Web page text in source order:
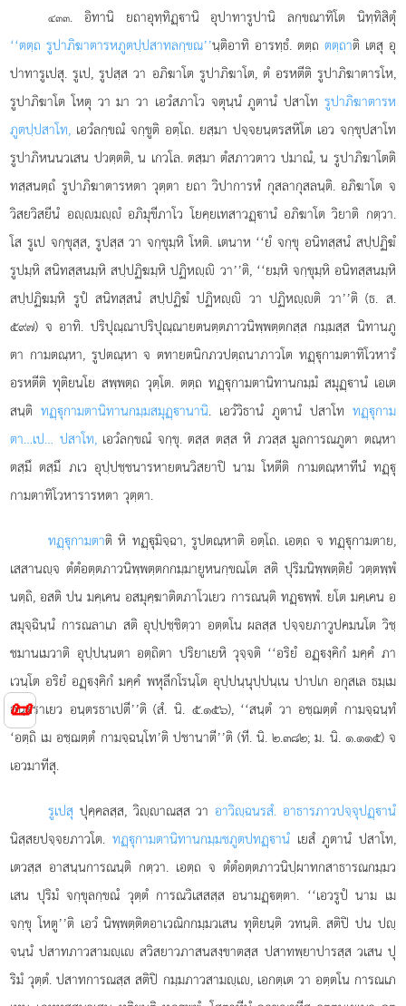
📜
๔๓๓. อิทานิ ยถาอุทฺทิฏฺานิ อุปาทารูปานิ ลกฺขณาทิโต นิทฺทิสิตุํ
‘‘ตตฺถ รูปาภิฆาตารหภูตปฺปสาทลกฺขณ’’นฺติอาทิ อารทฺธํ. ตตฺถ ตตฺถาติ เตสุ อุ
ปาทารูเปสุ. รูเป, รูปสฺส วา อภิฆาโต รูปาภิฆาโต, ตํ อรหตีติ รูปาภิฆาตารโห,
รูปาภิฆาโต โหตุ วา มา วา เอวํสภาโว จตุนฺนํ ภูตานํ ปสาโท รูปาภิฆาตารห
ภูตปฺปสาโท, เอวํลกฺขณํ จกฺขูติ อตฺโถ. ยสฺมา ปจฺจยนฺตรสหิโต เอว จกฺขุปสาโท
รูปาภิหนนวเสน ปวตฺตติ, น เกวโล. ตสฺมา ตํสภาวตาว ปมาณํ, น รูปาภิฆาโตติ
ทสฺสนตฺถํ รูปาภิฆาตารหตา วุตฺตา ยถา วิปาการหํ กุสลากุสลนฺติ. อภิฆาโต จ
วิสยวิสยีนํ อฺมฺํ อภิมุขีภาโว โยคฺยเทสาวฏฺานํ อภิฆาโต วิยาติ กตฺวา.
โส รูเป จกฺขุสฺส, รูปสฺส วา จกฺขุมฺหิ โหติ. เตนาห ‘‘ยํ จกฺขุ อนิทสฺสนํ สปฺปฏิฆํ
รูปมฺหิ สนิทสฺสนมฺหิ สปฺปฏิฆมฺหิ ปฏิหฺิ วา’’ติ, ‘‘ยมฺหิ จกฺขุมฺหิ อนิทสฺสนมฺหิ
สปฺปฏิฆมฺหิ รูปํ สนิทสฺสนํ สปฺปฏิฆํ ปฏิหฺิ วา ปฏิหฺติ วา’’ติ (ธ. ส.
๕๙๗) จ อาทิ. ปริปุณฺณาปริปุณฺณายตนตฺตภาวนิพฺพตฺตกสฺส กมฺมสฺส นิทานภู
ตา กามตณฺหา, รูปตณฺหา จ ตทายตนิกภวปตฺถนาภาวโต ทฏฺุกามตาทิโวหารํ
อรหตีติ ทุติยนโย สพฺพตฺถ วุตฺโต. ตตฺถ ทฏฺุกามตานิทานกมฺมํ สมุฏฺานํ เอเต
สนฺติทฏฺุกามตานิทานกมฺมสมุฏฺานานิ. เอวํวิธานํ ภูตานํ ปสาโท ทฏฺุกาม
ตา…เป… ปสาโท,เอวํลกฺขณํ จกฺขุ. ตสฺส ตสฺส หิ ภวสฺส มูลการณภูตา ตณฺหา
ตสฺมึ ตสฺมึ ภเว อุปฺปชฺชนารหายตนวิสยาปิ นาม โหตีติ กามตณฺหาทีนํ ทฏฺุ
กามตาทิโวหารารหตา วุตฺตา.
ทฏฺุกามตาติ หิ ทฏฺุมิจฺฉา, รูปตณฺหาติ อตฺโถ. เอตฺถ จ ทฏฺุกามตาย,
เสสานฺจ ตํตํอตฺตภาวนิพฺพตฺตกกมฺมายูหนกฺขณโต สติ ปุริมนิพฺพตฺติยํ วตฺตพฺพํ
นตฺถิ, อสติ ปน มคฺเคน อสมุคฺฆาติตภาโวเยว การณนฺติ ทฏฺพฺพํ. ยโต มคฺเคน อ
สมุจฺฉินฺนํ การณลาเภ สติ อุปฺปชฺชิตฺวา อตฺตโน ผลสฺส ปจฺจยภาวูปคมนโต วิชฺ
ชมานเมวาติ อุปฺปนฺนตา อตฺถิตา ปริยาเยหิ วุจฺจติ ‘‘อริยํ อฏฺงฺคิกํ มคฺคํ ภา
เวนฺโต อริยํ อฏฺงฺคิกํ มคฺคํ พหุลีกโรนฺโต อุปฺปนฺนุปฺปนฺเน ปาปเก อกุสเล ธมฺเม
อนฺตราเยว อนฺตรธาเปตี’’ติ (สํ. นิ. ๕.๑๕๖), ‘‘สนฺตํ วา อชฺฌตฺตํ กามจฺฉนฺทํ
‘อตฺถิ เม อชฺฌตฺตํ กามจฺฉนฺโท’ติ ปชานาตี’’ติ (ที. นิ. ๒.๓๘๒; ม. นิ. ๑.๑๑๕) จ
เอวมาทีสุ.
รูเปสุ ปุคฺคลสฺส, วิฺาณสฺส วาอาวิฺฉนรสํ. อาธารภาวปจฺจุปฏฺานํ
นิสฺสยปจฺจยภาวโต. ทฏฺุกามตานิทานกมฺมชภูตปทฏฺานํเยสํ ภูตานํ ปสาโท,
เตวสฺส อาสนฺนการณนฺติ กตฺวา. เอตฺถ จ ตํตํอตฺตภาวนิปฺผาทกสาธารณกมฺมว
เสน ปุริมํ จกฺขุลกฺขณํ วุตฺตํ การณวิเสสสฺส อนามฏฺตฺตา. ‘‘เอวรูปํ นาม เม
จกฺขุ โหตู’’ติ เอวํ นิพฺพตฺติตอาเวณิกกมฺมวเสน ทุติยนฺติ วทนฺติ. สติปิ ปน ปฺ
จนฺนํ ปสาทภาวสามฺเ สวิสยาวภาสนสงฺขาตสฺส ปสาทพฺยาปารสฺส วเสน ปุ
ริมํ วุตฺตํ. ปสาทการณสฺส สติปิ กมฺมภาวสามฺเ, เอกตฺเต วา อตฺตโน การณเภ